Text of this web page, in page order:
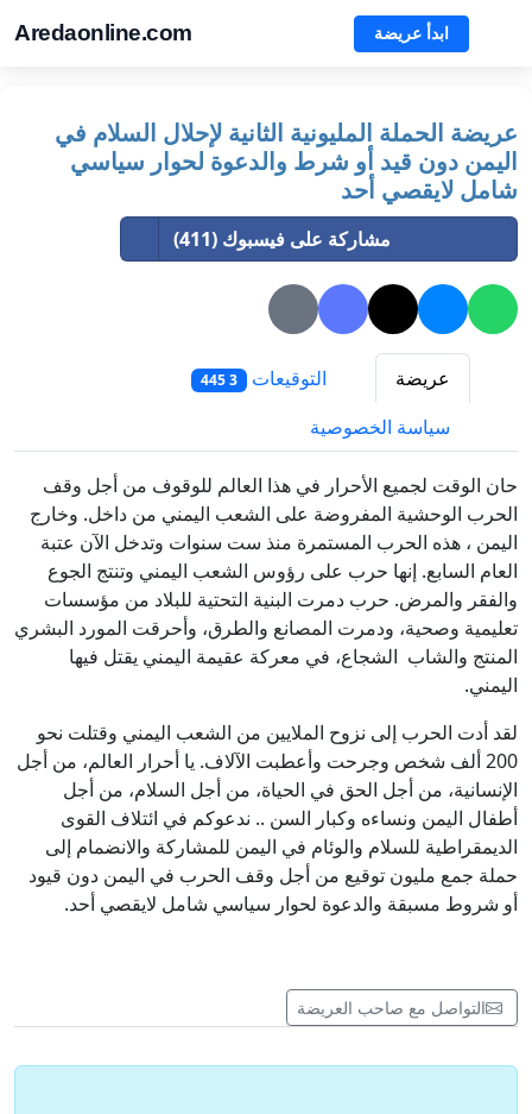
Aredaonline.com ابدأ عريضة
عريضة الحملة المليونية الثانية لإحلال السلام في
اليمن دون قيد أو شرط والدعوة لحوار سياسي
شامل لايقصي أحد
مشاركة على فيسبوك (411)
عريضة التوقيعات 3 445
سياسة الخصوصية
حان الوقت لجميع الأحرار في هذا العالم للوقوف من أجل وقف
الحرب الوحشية المفروضة على الشعب اليمني من داخل. وخارج
اليمن ، هذه الحرب المستمرة منذ ست سنوات وتدخل الآن عتبة
العام السابع. إنها حرب على رؤوس الشعب اليمني وتنتج الجوع
والفقر والمرض. حرب دمرت البنية التحتية للبلاد من مؤسسات
تعليمية وصحية، ودمرت المصانع والطرق، وأحرقت المورد البشري
المنتج والشاب الشجاع، في معركة عقيمة اليمني يقتل فيها
اليمني.
لقد أدت الحرب إلى نزوح الملايين من الشعب اليمني وقتلت نحو
200 ألف شخص وجرحت وأعطبت الآلاف. يا أحرار العالم، من أجل
الإنسانية، من أجل الحق في الحياة، من أجل السلام، من أجل
أطفال اليمن ونساءه وكبار السن .. ندعوكم في ائتلاف القوى
الديمقراطية للسلام والوئام في اليمن للمشاركة والانضمام إلى
حملة جمع مليون توقيع من أجل وقف الحرب في اليمن دون قيود
أو شروط مسبقة والدعوة لحوار سياسي شامل لايقصي أحد.
التواصل مع صاحب العريضة